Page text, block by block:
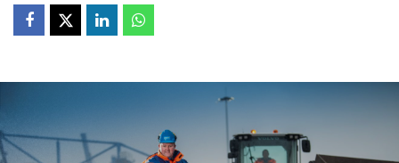
Deel op Deel op Deel op Deel op